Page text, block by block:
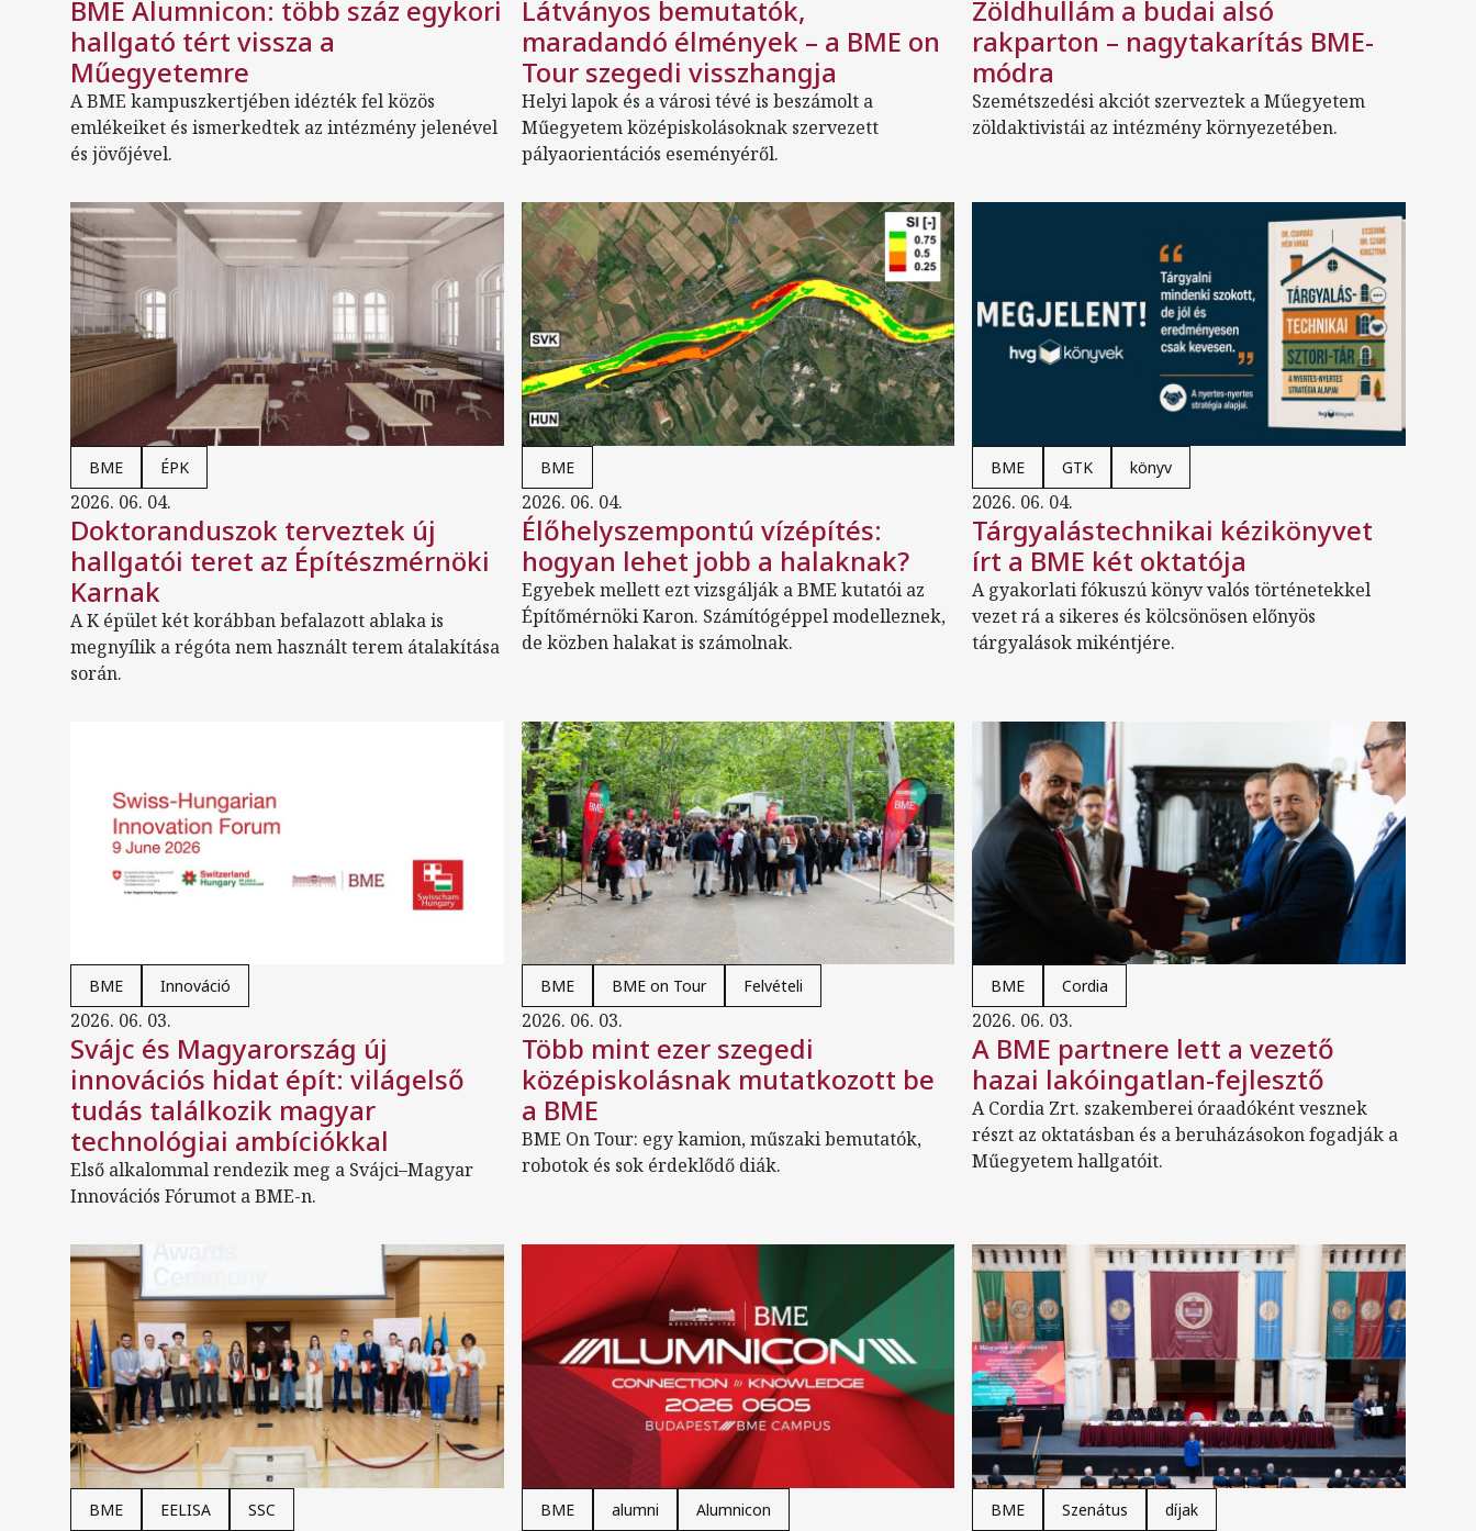
BME Alumnicon: több száz egykori
hallgató tért vissza a
Műegyetemre
A BME kampuszkertjében idézték fel közös
emlékeiket és ismerkedtek az intézmény jelenével
és jövőjével.
Látványos bemutatók,
maradandó élmények – a BME on
Tour szegedi visszhangja
Helyi lapok és a városi tévé is beszámolt a
Műegyetem középiskolásoknak szervezett
pályaorientációs eseményéről.
Zöldhullám a budai alsó
rakparton – nagytakarítás BME-
módra
Szemétszedési akciót szerveztek a Műegyetem
zöldaktivistái az intézmény környezetében.
BME ÉPK
2026. 06. 04.
Doktoranduszok terveztek új
hallgatói teret az Építészmérnöki
Karnak
A K épület két korábban befalazott ablaka is
megnyílik a régóta nem használt terem átalakítása
során.
BME
2026. 06. 04.
Élőhelyszempontú vízépítés:
hogyan lehet jobb a halaknak?
Egyebek mellett ezt vizsgálják a BME kutatói az
Építőmérnöki Karon. Számítógéppel modelleznek,
de közben halakat is számolnak.
BME GTK könyv
2026. 06. 04.
Tárgyalástechnikai kézikönyvet
írt a BME két oktatója
A gyakorlati fókuszú könyv valós történetekkel
vezet rá a sikeres és kölcsönösen előnyös
tárgyalások mikéntjére.
BME Innováció
2026. 06. 03.
Svájc és Magyarország új
innovációs hidat épít: világelső
tudás találkozik magyar
technológiai ambíciókkal
Első alkalommal rendezik meg a Svájci–Magyar
Innovációs Fórumot a BME-n.
BME BME on Tour Felvételi
2026. 06. 03.
Több mint ezer szegedi
középiskolásnak mutatkozott be
a BME
BME On Tour: egy kamion, műszaki bemutatók,
robotok és sok érdeklődő diák.
BME Cordia
2026. 06. 03.
A BME partnere lett a vezető
hazai lakóingatlan-fejlesztő
A Cordia Zrt. szakemberei óraadóként vesznek
részt az oktatásban és a beruházásokon fogadják a
Műegyetem hallgatóit.
BME EELISA SSC BME alumni Alumnicon BME Szenátus díjak